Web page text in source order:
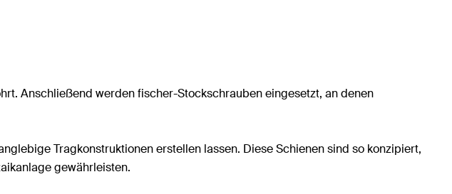
Anschließend werden fischer-Stockschrauben eingesetzt, an denen
Tragkonstruktionen erstellen lassen. Diese Schienen sind so konzipiert,
gewährleisten.